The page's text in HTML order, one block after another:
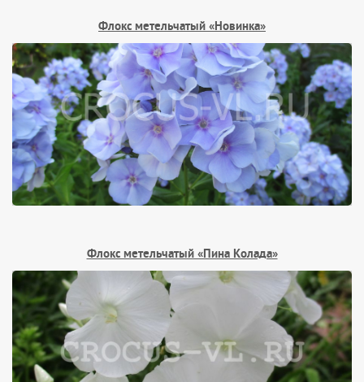
Флокс метельчатый «Новинка»
Флокс метельчатый «Пина Колада»